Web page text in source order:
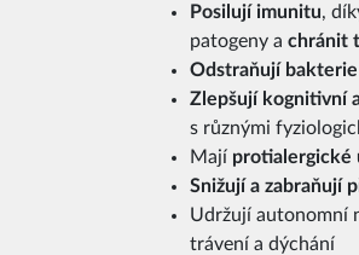
Posilují imunitu,
patogeny a chránit
Odstraňují
Zlepšují kognitivní
s různými
Mají protialergické
Snižují a zabraňují
Udržují autonomní
trávení a dýchání